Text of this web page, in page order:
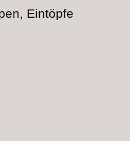
Eintöpfe